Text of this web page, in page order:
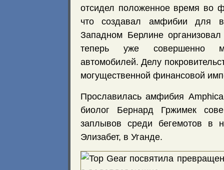
отсидел положенное время во
что создавал амфибии для
Западном Берлине
теперь уже совершенно
автомобилей. Делу
могущественной финансовой
Прославилась амфибия
биолог Бернард Гржимек
заплывов среди бегемотов в
Элизабет, в Уганде.